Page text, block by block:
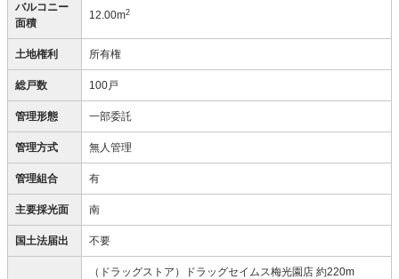
バルコニー
面積
12.00m2
土地権利 所有権
総戸数 100戸
管理形態 一部委託
管理方式 無人管理
管理組合 有
主要採光面 南
国土法届出 不要
（ドラッグストア）ドラッグセイムス梅光園店 約220m